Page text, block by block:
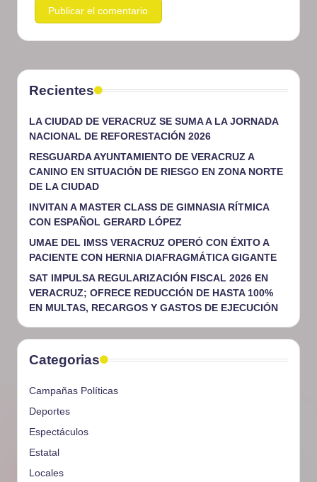
Recientes
LA CIUDAD DE VERACRUZ SE SUMA A LA JORNADA
NACIONAL DE REFORESTACIÓN 2026
RESGUARDA AYUNTAMIENTO DE VERACRUZ A
CANINO EN SITUACIÓN DE RIESGO EN ZONA NORTE
DE LA CIUDAD
INVITAN A MASTER CLASS DE GIMNASIA RÍTMICA
CON ESPAÑOL GERARD LÓPEZ
UMAE DEL IMSS VERACRUZ OPERÓ CON ÉXITO A
PACIENTE CON HERNIA DIAFRAGMÁTICA GIGANTE
SAT IMPULSA REGULARIZACIÓN FISCAL 2026 EN
VERACRUZ; OFRECE REDUCCIÓN DE HASTA 100%
EN MULTAS, RECARGOS Y GASTOS DE EJECUCIÓN
Categorias
Campañas Políticas
Deportes
Espectáculos
Estatal
Locales